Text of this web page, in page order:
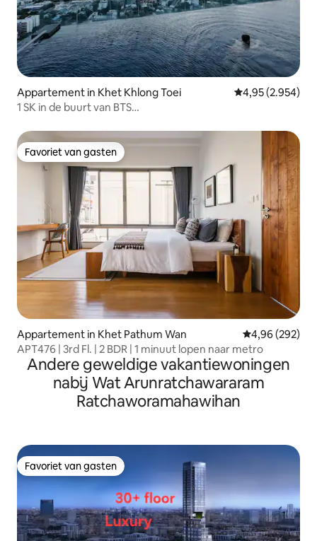
Appartement in Khet Khlong Toei Gemiddelde
4,95 (2.954)
1 SK in de buurt van BTS
Favoriet van gasten
Favoriet van gasten
Appartement in Khet Pathum Wan Gemiddelde
4,96 (292)
APT476 | 3rd Fl. | 2 BDR | 1 minuut lopen naar metro
Andere geweldige vakantiewoningen
nabij Wat Arunratchawararam
Ratchaworamahawihan
Favoriet van gasten
Favoriet van gasten